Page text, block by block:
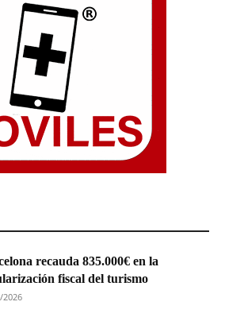
recauda 835.000€ en la
fiscal del turismo
2026